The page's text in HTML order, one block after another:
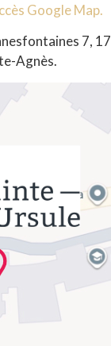
Google Map.
7,
Agnès.